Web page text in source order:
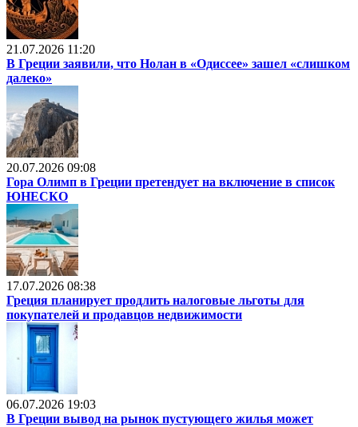
21.07.2026 11:20
В Греции заявили, что Нолан в «Одиссее» зашел «слишком
далеко»
20.07.2026 09:08
Гора Олимп в Греции претендует на включение в список
ЮНЕСКО
17.07.2026 08:38
Греция планирует продлить налоговые льготы для
покупателей и продавцов недвижимости
06.07.2026 19:03
В Греции вывод на рынок пустующего жилья может